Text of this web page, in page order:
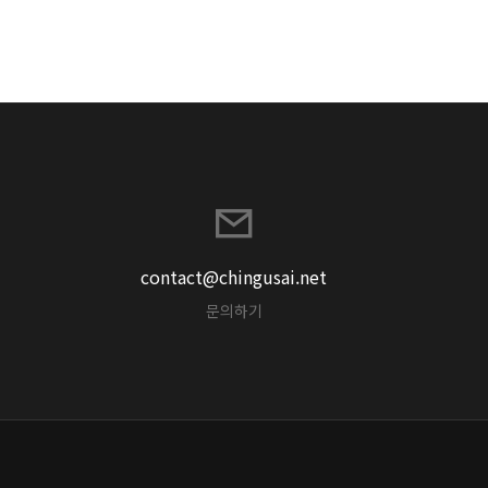
contact@chingusai.net
문의하기